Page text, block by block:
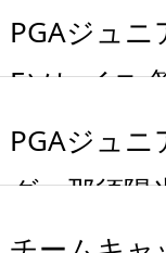
PGAジュニ
Eソレイユ
PGAジュニ
グ 那須陽